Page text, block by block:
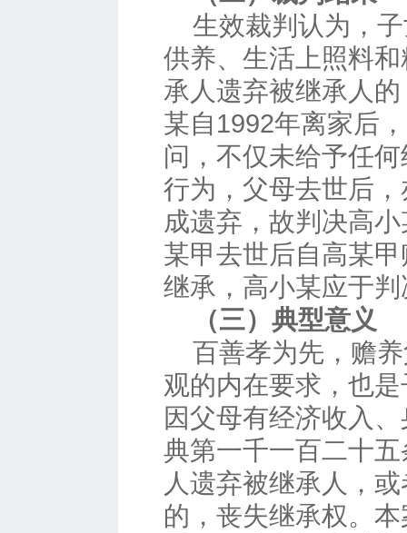
生效裁判认为，
供养、生活上照料
承人遗弃被继承人
某自1992年离家后
问，不仅未给予任
行为，父母去世后
成遗弃，故判决高
某甲去世后自高某
继承，高小某应于
（三）典型意义
百善孝为先，赡
观的内在要求，也
因父母有经济收入
典第一千一百二十
人遗弃被继承人，
的，丧失继承权。